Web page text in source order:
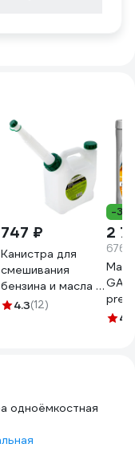
747 ₽
Канистра для
смешивания
бензина и масла 1
л Pobedit 8071010
4.3(12)
-3%
2
304.8
одноёмкостная